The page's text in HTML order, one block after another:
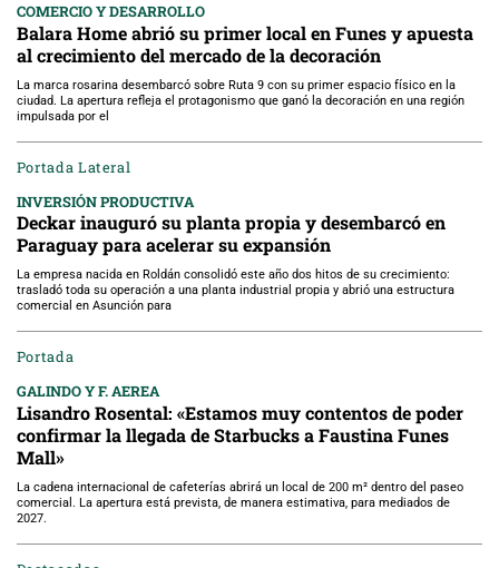
COMERCIO Y DESARROLLO
Balara Home abrió su primer local en Funes y apuesta
al crecimiento del mercado de la decoración
La marca rosarina desembarcó sobre Ruta 9 con su primer espacio físico en la
ciudad. La apertura refleja el protagonismo que ganó la decoración en una región
impulsada por el
Portada Lateral
INVERSIÓN PRODUCTIVA
Deckar inauguró su planta propia y desembarcó en
Paraguay para acelerar su expansión
La empresa nacida en Roldán consolidó este año dos hitos de su crecimiento:
trasladó toda su operación a una planta industrial propia y abrió una estructura
comercial en Asunción para
Portada
GALINDO Y F. AEREA
Lisandro Rosental: «Estamos muy contentos de poder
confirmar la llegada de Starbucks a Faustina Funes
Mall»
La cadena internacional de cafeterías abrirá un local de 200 m² dentro del paseo
comercial. La apertura está prevista, de manera estimativa, para mediados de
2027.